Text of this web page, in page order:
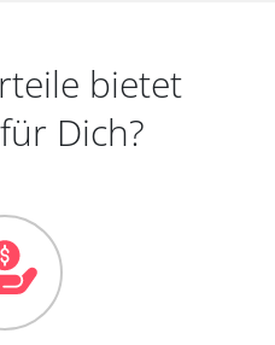
bietet
Dich?